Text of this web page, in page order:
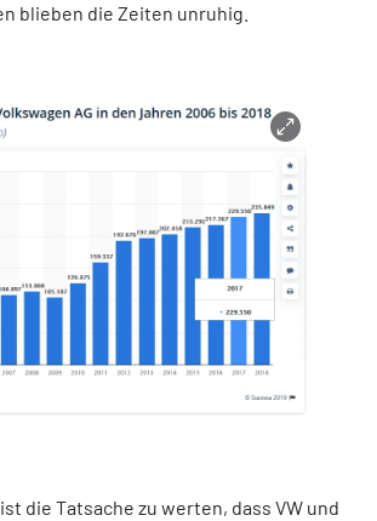
blieben die Zeiten unruhig.
die Tatsache zu werten, dass VW und